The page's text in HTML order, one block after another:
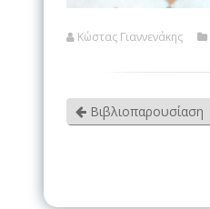
Κώστας Γιαννενάκης
Βιβλιοπαρουσίαση